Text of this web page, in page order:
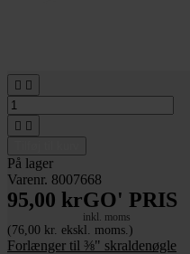
 
 
På lager
Varenr. 8007668
95,00 krGO' PRIS
inkl. moms
(76,00 kr. ekskl. moms.)
Forlænger til ⅜" skraldenøgle